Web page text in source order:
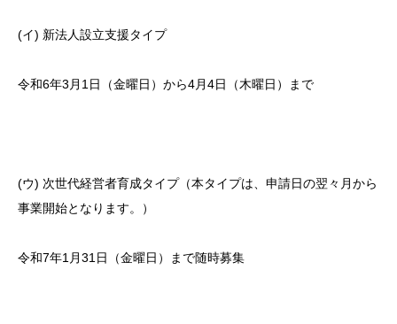
(イ) 新法人設立支援タイプ
令和6年3月1日（金曜日）から4月4日（木曜日）まで
(ウ) 次世代経営者育成タイプ（本タイプは、申請日の翌々月から
事業開始となります。）
令和7年1月31日（金曜日）まで随時募集